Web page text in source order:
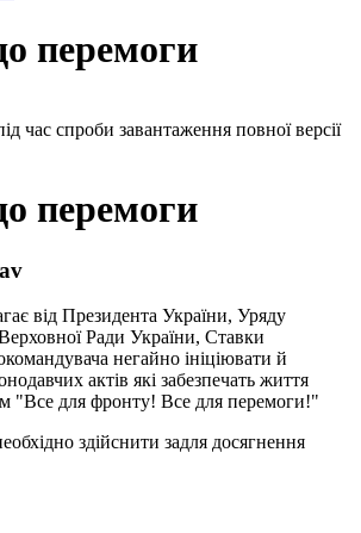
перемоги
час спроби завантаження повної версії
перемоги
від Президента України, Уряду
Ради України, Ставки
негайно ініціювати й
актів які забезпечать життя
"Все для фронту! Все для перемоги!"
здійснити задля досягнення